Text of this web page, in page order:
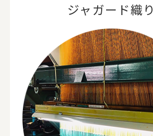
ジャガード織り